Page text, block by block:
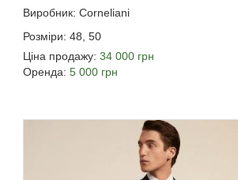
Виробник: Corneliani
Розміри: 48, 50
Ціна продажу: 34 000 грн
Оренда: 5 000 грн